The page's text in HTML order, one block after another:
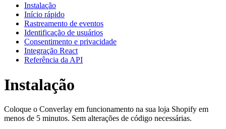
Instalação
Início rápido
Rastreamento de eventos
Identificação de usuários
Consentimento e privacidade
Integração React
Referência da API
Instalação
Coloque o Converlay em funcionamento na sua loja Shopify em
menos de 5 minutos. Sem alterações de código necessárias.